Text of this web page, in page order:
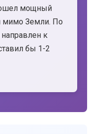
мощный
мимо Земли. По
к
бы 1-2